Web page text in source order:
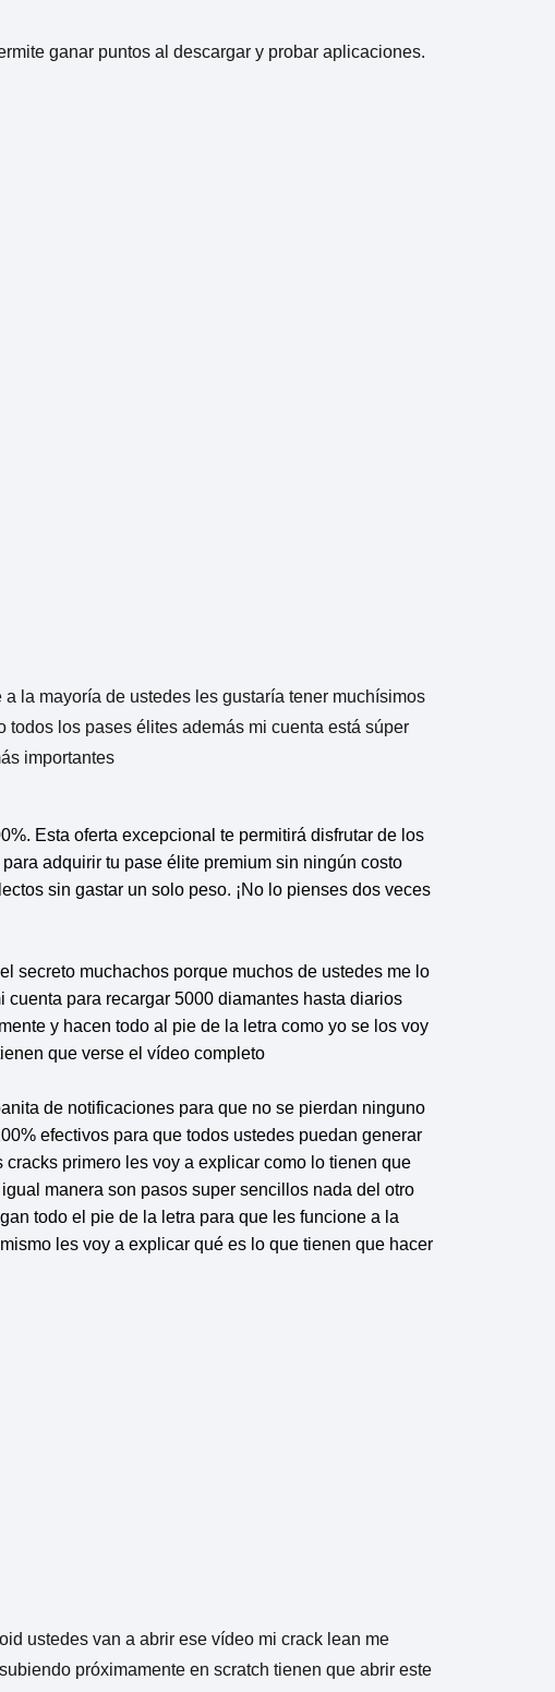
ganar puntos al descargar y probar aplicaciones.
la mayoría de ustedes les gustaría tener muchísimos
los pases élites además mi cuenta está súper
importantes
Esta oferta excepcional te permitirá disfrutar de los
adquirir tu pase élite premium sin ningún costo
sin gastar un solo peso. ¡No lo pienses dos veces
secreto muchachos porque muchos de ustedes me lo
para recargar 5000 diamantes hasta diarios
y hacen todo al pie de la letra como yo se los voy
que verse el vídeo completo
de notificaciones para que no se pierdan ninguno
efectivos para que todos ustedes puedan generar
primero les voy a explicar como lo tienen que
manera son pasos super sencillos nada del otro
todo el pie de la letra para que les funcione a la
les voy a explicar qué es lo que tienen que hacer
ustedes van a abrir ese vídeo mi crack lean me
próximamente en scratch tienen que abrir este